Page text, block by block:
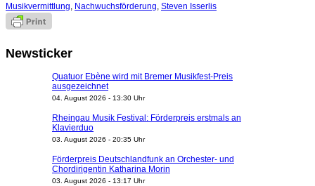
Musikvermittlung, Nachwuchsförderung, Steven Isserlis
Newsticker
Quatuor Ebène wird mit Bremer Musikfest-Preis
ausgezeichnet
04. August 2026 - 13:30 Uhr
Rheingau Musik Festival: Förderpreis erstmals an
Klavierduo
03. August 2026 - 20:35 Uhr
Förderpreis Deutschlandfunk an Orchester- und
Chordirigentin Katharina Morin
03. August 2026 - 13:17 Uhr